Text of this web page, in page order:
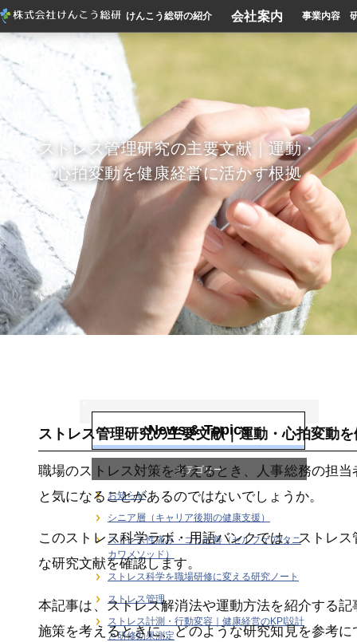
けんこう総研の紹介 会社案内 事業内容
ストレス管理研究の主要文献｜運動・
心拍変動を健康経営に活かす根拠
ストレス管理研究の主要文献｜運動・心拍変動
職場のストレス対策を考えるとき、人事総務の担
と気になることがあるのではないでしょうか。
このストレス科学ラボ・用語バンクでは、ストレ
な研究文献を確認します。
本記事は、ストレス解消法や運動方法を紹介する
施策を考えるときに、どのような研究知見を参考
News & Topics
カテゴリー
お知らせ
シニア層（キャリア後期の健康支援）
ストレス性痛み・コリ改善（セルフケア/タニ
カワメソッド）
ストレス科学を職場研修に変える研究ノート
ストレス管理
ストレス計測・行動変容｜健康経営のKPI設計
と研修効果測定